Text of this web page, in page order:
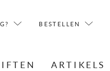
BESTELLEN
ARTIKELS